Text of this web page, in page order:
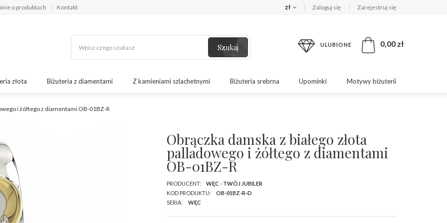
o produktach Kontakt zł Zaloguj się Zarejestruj się
Szukaj ULUBIONE 0,00 zł
złota Biżuteria z diamentami Z kamieniami szlachetnymi Biżuteria srebrna Upominki Motywy biżuterii
i żółtego z diamentami OB-01BZ-R
Obrączka damska z białego złota
palladowego i żółtego z diamentami
OB-01BZ-R
PRODUCENT:
WĘC - TWÓJ JUBILER
KOD PRODUKTU:
OB-01BZ-R-D
SERIA:
WĘC